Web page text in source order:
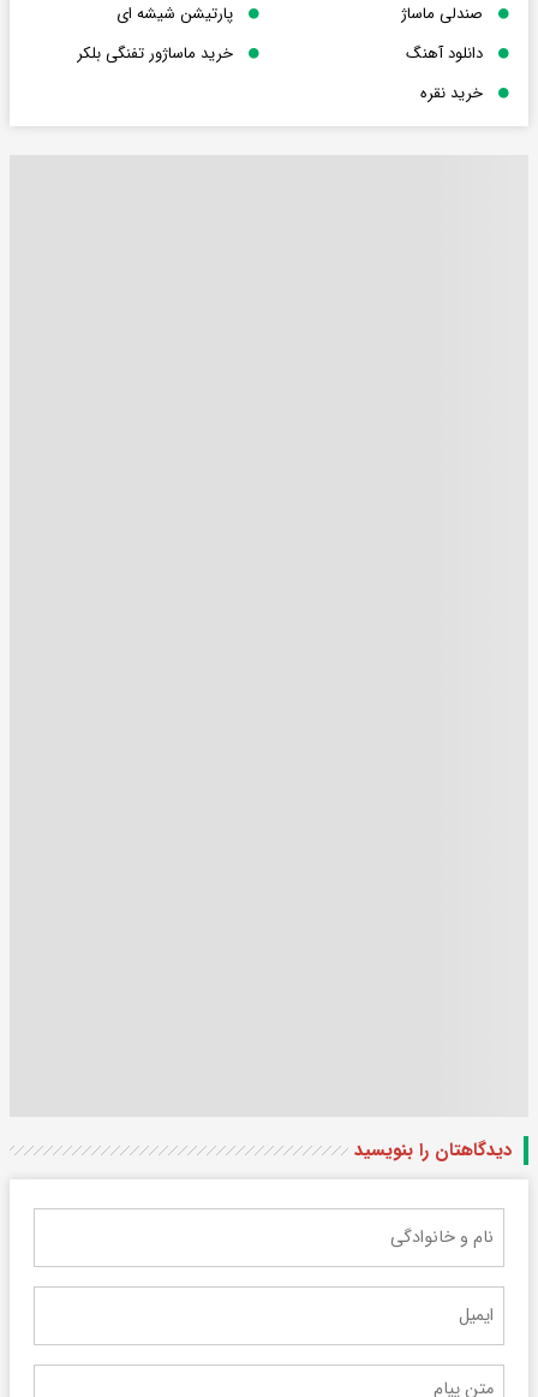
صندلی ماساژ
پارتیشن شیشه ای
دانلود آهنگ
خرید ماساژور تفنگی بلکر
خرید نقره
دیدگاهتان را بنویسید